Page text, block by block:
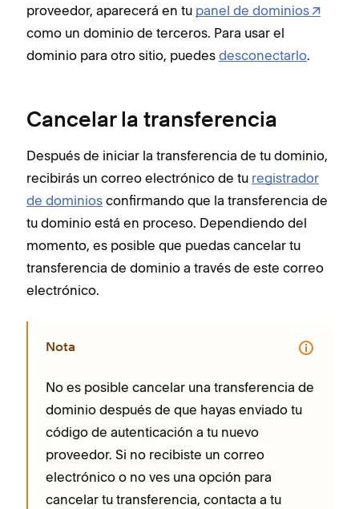
proveedor, aparecerá en tu panel de dominios
como un dominio de terceros. Para usar el
dominio para otro sitio, puedes desconectarlo.
Cancelar la transferencia
Después de iniciar la transferencia de tu dominio,
recibirás un correo electrónico de tu registrador
de dominios confirmando que la transferencia de
tu dominio está en proceso. Dependiendo del
momento, es posible que puedas cancelar tu
transferencia de dominio a través de este correo
electrónico.
Nota
No es posible cancelar una transferencia de
dominio después de que hayas enviado tu
código de autenticación a tu nuevo
proveedor. Si no recibiste un correo
electrónico o no ves una opción para
cancelar tu transferencia, contacta a tu